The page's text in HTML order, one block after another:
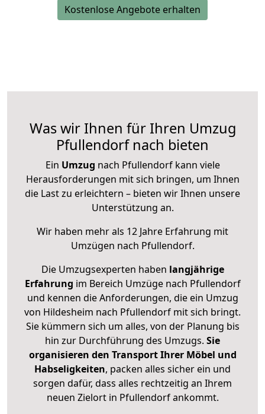
Kostenlose Angebote erhalten
Was wir Ihnen für Ihren Umzug
Pfullendorf nach bieten
Ein Umzug nach Pfullendorf kann viele
Herausforderungen mit sich bringen, um Ihnen
die Last zu erleichtern – bieten wir Ihnen unsere
Unterstützung an.
Wir haben mehr als 12 Jahre Erfahrung mit
Umzügen nach Pfullendorf.
Die Umzugsexperten haben langjährige
Erfahrung im Bereich Umzüge nach Pfullendorf
und kennen die Anforderungen, die ein Umzug
von Hildesheim nach Pfullendorf mit sich bringt.
Sie kümmern sich um alles, von der Planung bis
hin zur Durchführung des Umzugs. Sie
organisieren den Transport Ihrer Möbel und
Habseligkeiten, packen alles sicher ein und
sorgen dafür, dass alles rechtzeitig an Ihrem
neuen Zielort in Pfullendorf ankommt.